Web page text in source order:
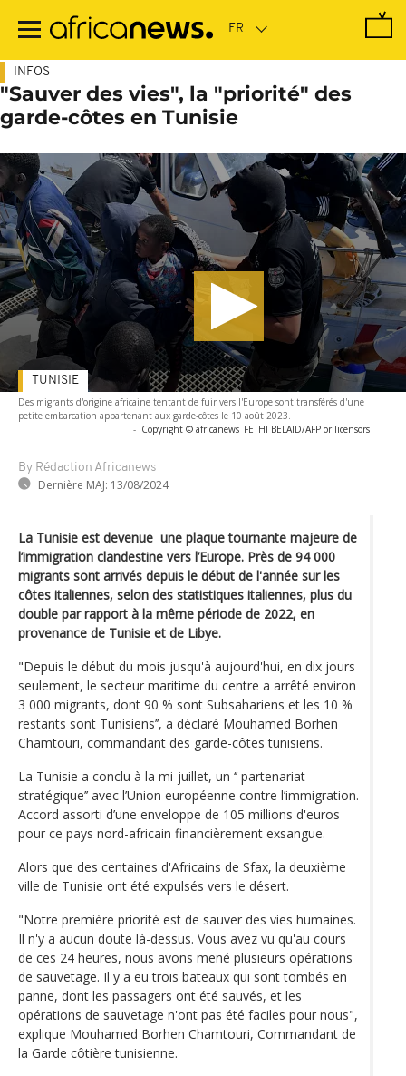
contenu
INFOS
"Sauver des vies", la "priorité" des
garde-côtes en Tunisie
Des migrants d'origine africaine tentant de fuir vers l'Europe sont transférés d'une
petite embarcation appartenant aux garde-côtes le 10 août 2023.
- Copyright © africanews FETHI BELAID/AFP or licensors
By Rédaction Africanews
Dernière MAJ: 13/08/2024
TUNISIE
La Tunisie est devenue une plaque tournante majeure de
l’immigration clandestine vers l’Europe. Près de 94 000
migrants sont arrivés depuis le début de l'année sur les
côtes italiennes, selon des statistiques italiennes, plus du
double par rapport à la même période de 2022, en
provenance de Tunisie et de Libye.
"Depuis le début du mois jusqu'à aujourd'hui, en dix jours
seulement, le secteur maritime du centre a arrêté environ
3 000 migrants, dont 90 % sont Subsahariens et les 10 %
restants sont Tunisiens’’, a déclaré Mouhamed Borhen
Chamtouri, commandant des garde-côtes tunisiens.
La Tunisie a conclu à la mi-juillet, un ‘’ partenariat
stratégique’’ avec l’Union européenne contre l’immigration.
Accord assorti d’une enveloppe de 105 millions d'euros
pour ce pays nord-africain financièrement exsangue.
Alors que des centaines d'Africains de Sfax, la deuxième
ville de Tunisie ont été expulsés vers le désert.
"Notre première priorité est de sauver des vies humaines.
Il n'y a aucun doute là-dessus. Vous avez vu qu'au cours
de ces 24 heures, nous avons mené plusieurs opérations
de sauvetage. Il y a eu trois bateaux qui sont tombés en
panne, dont les passagers ont été sauvés, et les
opérations de sauvetage n'ont pas été faciles pour nous",
explique Mouhamed Borhen Chamtouri, Commandant de
la Garde côtière tunisienne.